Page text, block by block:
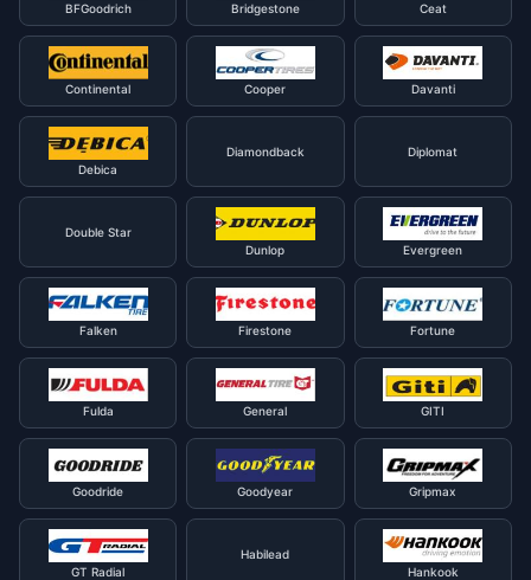
BFGoodrich Bridgestone Ceat
Continental Cooper Davanti
Debica
Diamondback Diplomat
Double Star
Dunlop
Evergreen
Falken Firestone Fortune
Fulda General GITI
Goodride Goodyear Gripmax
GT Radial
Habilead
Hankook